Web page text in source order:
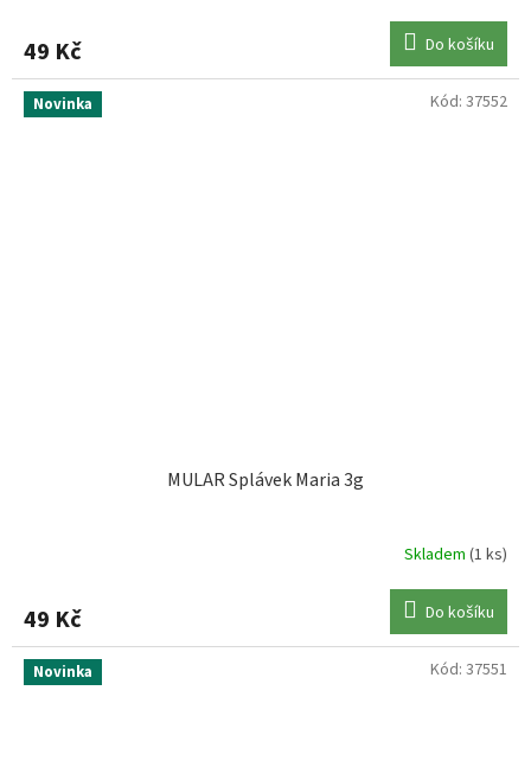
49 Kč Do košíku
Novinka
MULAR Splávek Maria 3g
Skladem (1 ks)
49 Kč Do košíku
Kód: 37552
Novinka Kód: 37551